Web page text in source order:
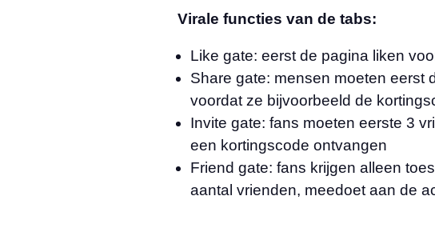
Virale functies van de tabs:
Like gate: eerst de pagina liken
Share gate: mensen moeten eerst
voordat ze bijvoorbeeld de
Invite gate: fans moeten eerste 3
een kortingscode ontvangen
Friend gate: fans krijgen alleen
aantal vrienden, meedoet aan de